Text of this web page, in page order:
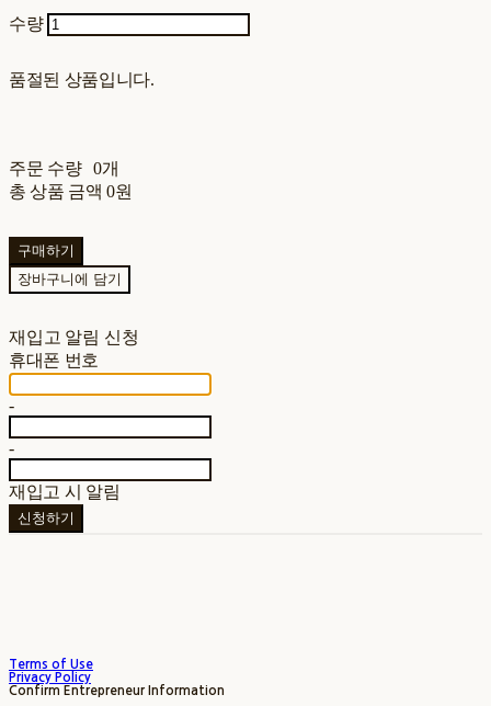
수량
품절된 상품입니다.
주문 수량
0개
총 상품 금액 0원
구매하기
장바구니에 담기
재입고 알림 신청
휴대폰 번호
-
-
재입고 시 알림
신청하기
Terms of Use
Privacy Policy
Confirm Entrepreneur Information